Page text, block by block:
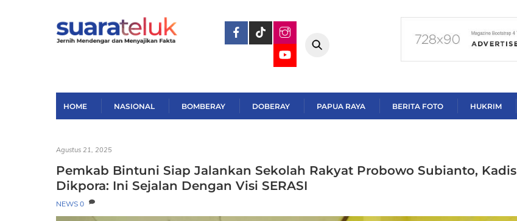
HOME NASIONAL BOMBERAY DOBERAY PAPUA RAYA BERITA FOTO HUKRIM
Agustus 21, 2025
Pemkab Bintuni Siap Jalankan Sekolah Rakyat Probowo Subianto, Kadis
Dikpora: Ini Sejalan Dengan Visi SERASI
NEWS 0